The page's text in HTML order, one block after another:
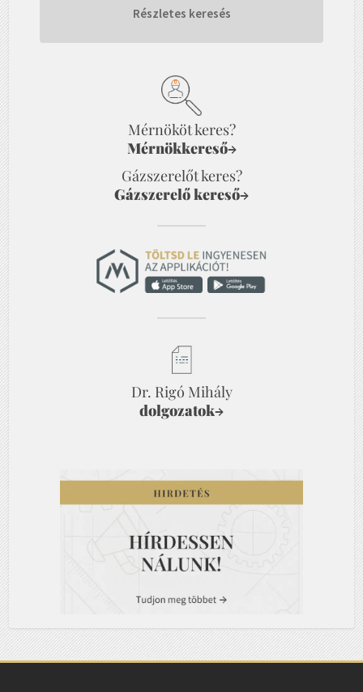
Részletes keresés
Mérnököt keres?
Mérnökkereső→
Gázszerelőt keres?
Gázszerelő kereső→
Dr. Rigó Mihály
dolgozatok→